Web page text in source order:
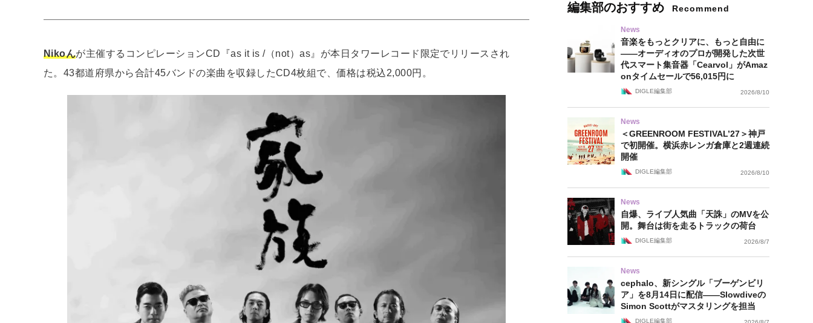
Nikoんが主催するコンピレーションCD『as it is /（not）as』が本日タワーレコード限定でリリースされ
た。43都道府県から合計45バンドの楽曲を収録したCD4枚組で、価格は税込2,000円。
編集部のおすすめ Recommend
News
音楽をもっとクリアに、もっと自由に
——オーディオのプロが開発した次世
代スマート集音器「Cearvol」がAmaz
onタイムセールで56,015円に
DIGLE編集部 2026/8/10
News
＜GREENROOM FESTIVAL’27＞神戸
で初開催。横浜赤レンガ倉庫と2週連続
開催
DIGLE編集部 2026/8/10
News
自爆、ライブ人気曲「天誅」のMVを公
開。舞台は街を走るトラックの荷台
DIGLE編集部 2026/8/7
News
cephalo、新シングル「ブーゲンビリ
ア」を8月14日に配信——Slowdiveの
Simon Scottがマスタリングを担当
DIGLE編集部